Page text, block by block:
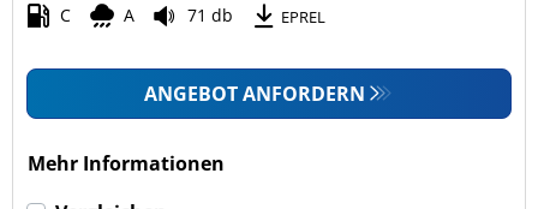
C A 71 db EPREL
ANGEBOT ANFORDERN
Mehr Informationen